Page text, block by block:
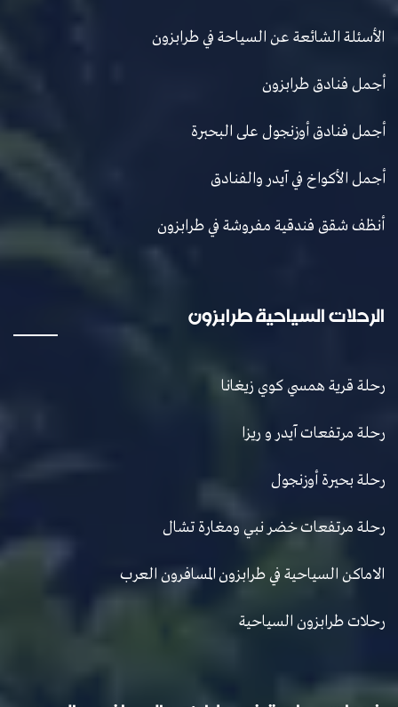
الأسئلة الشائعة عن السياحة في طرابزون
أجمل فنادق طرابزون
أجمل فنادق أوزنجول على البحبرة
أجمل الأكواخ في آيدر والفنادق
أنظف شقق فندقية مفروشة في طرابزون
الرحلات السياحية طرابزون
رحلة قرية همسي كوي زيغانا
رحلة مرتفعات آيدر و ريزا
رحلة بحيرة أوزنجول
رحلة مرتفعات خضر نبي ومغارة تشال
الاماكن السياحية في طرابزون المسافرون العرب
رحلات طرابزون السياحية